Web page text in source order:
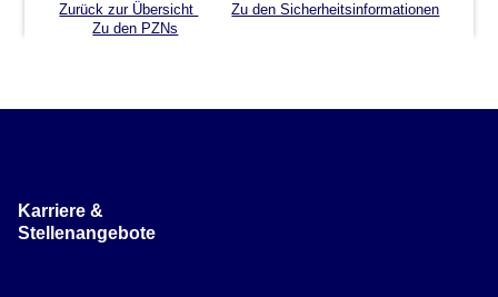
Zurück zur Übersicht
Zu den Sicherheitsinformationen
Zu den PZNs
Karriere &
Stellenangebote